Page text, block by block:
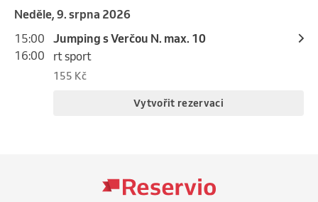
neděle, 9. srpna 2026
15:00
16:00
Jumping s Verčou N. max. 10
rt sport
155 Kč
Vytvořit rezervaci